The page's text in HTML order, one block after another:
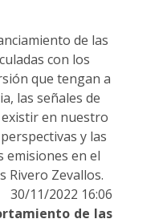
de las
con los
que tengan a
las señales de
en nuestro
y las
emisiones en el
Rivero Zevallos.
30/11/2022 16:06
de las